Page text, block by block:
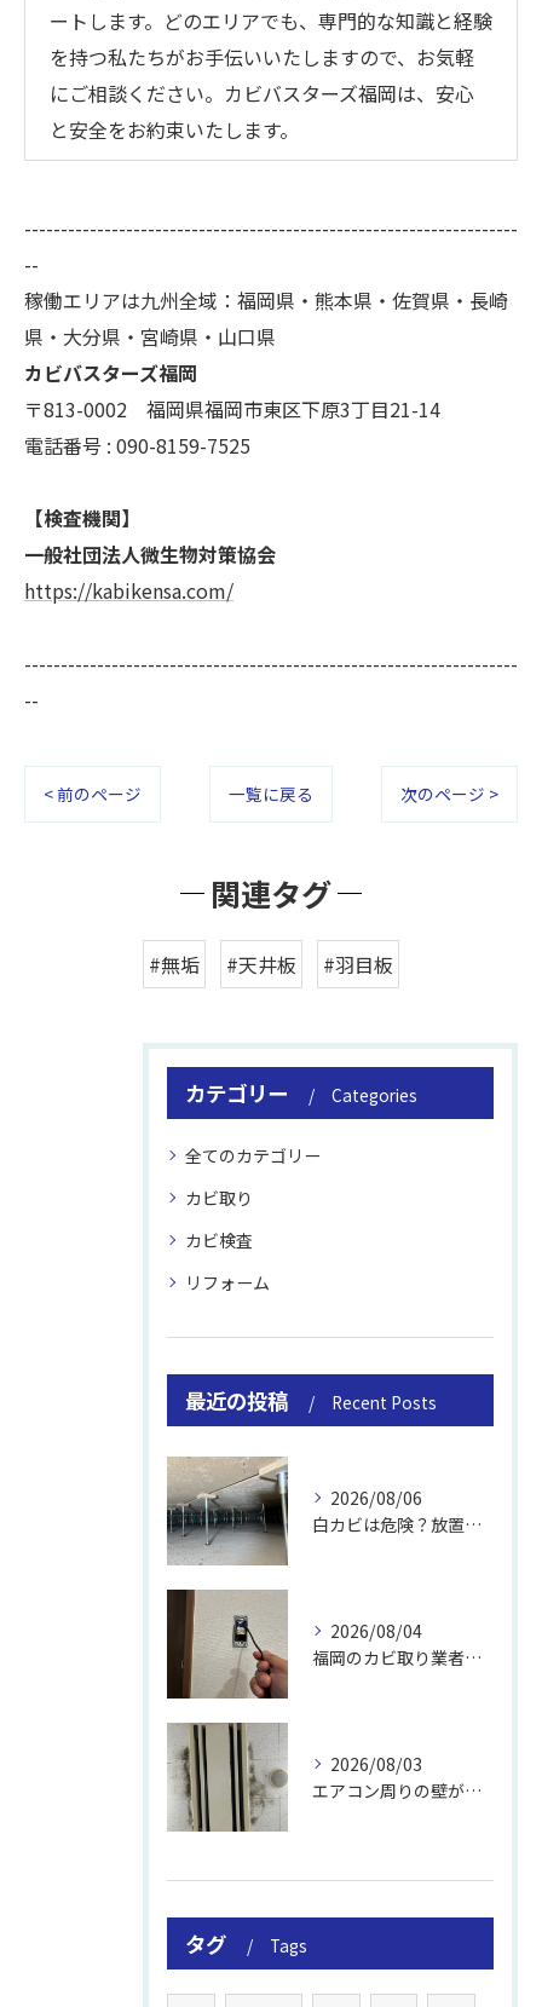
ートします。どのエリアでも、専門的な知識と経験
を持つ私たちがお手伝いいたしますので、お気軽
にご相談ください。カビバスターズ福岡は、安心
と安全をお約束いたします。
--------------------------------------------------------------------
--
稼働エリアは九州全域：福岡県・熊本県・佐賀県・長崎
県・大分県・宮崎県・山口県
カビバスターズ福岡
〒813-0002 福岡県福岡市東区下原3丁目21-14
電話番号 : 090-8159-7525
【検査機関】
一般社団法人微生物対策協会
https://kabikensa.com/
--------------------------------------------------------------------
--
< 前のページ 一覧に戻る 次のページ >
関連タグ
#無垢 #天井板 #羽目板
カテゴリー Categories
全てのカテゴリー
カビ取り
カビ検査
リフォーム
最近の投稿 Recent Posts
2026/08/06
白カビは危険？放置のリスクと取り方
2026/08/04
福岡のカビ取り業者おすすめの選び方と費用
2026/08/03
エアコン周りの壁が結露しやすい理由
タグ Tags